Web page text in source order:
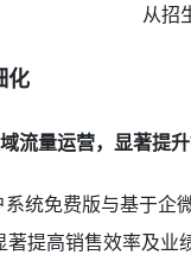
从招
化
流量运营，显著提
统免费版与基于企
提高销售效率及业